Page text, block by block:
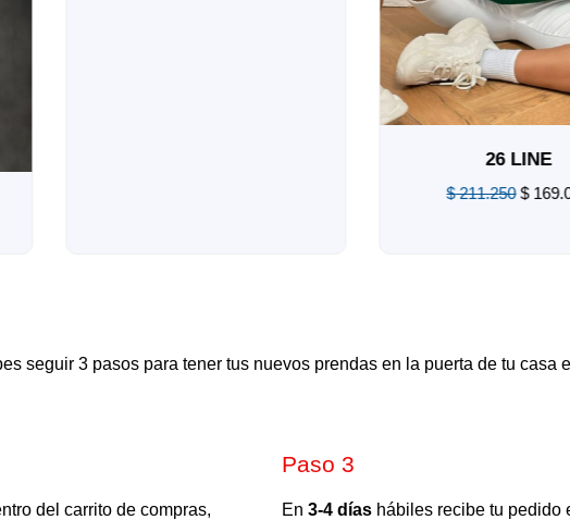
26 LINE
211.250 $
seguir 3 pasos para tener tus nuevos prendas en la puerta de tu casa
del carrito de compras,
Paso 3
En 3-4 díashábiles recibe tu pedido